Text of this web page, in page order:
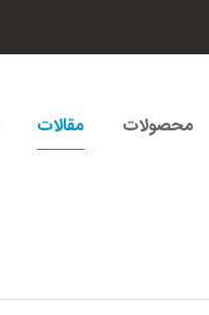
محصولات مقالات